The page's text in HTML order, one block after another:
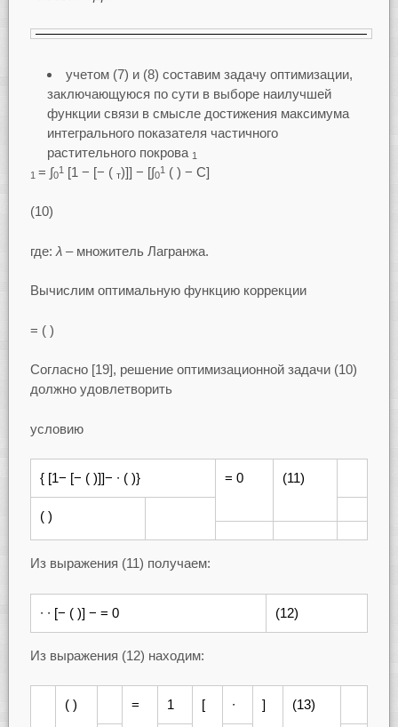
учетом (7) и (8) составим задачу оптимизации,
заключающуюся по сути в выборе наилучшей
функции связи в смысле достижения максимума
интегрального показателя частичного
растительного покрова 1
1 = ∫0
1[1 − [− ( т)]] − [∫0
1( ) − С]
(10)
где: λ –множитель Лагранжа.
Вычислим оптимальную функцию коррекции
= ( )
Согласно [19], решение оптимизационной задачи (10)
должно удовлетворить
условию
{ [1− [− ( )]]− ∙ ( )} = 0 (11)
( )
Из выражения (11) получаем:
∙ ∙ [− ( )] − = 0 (12)
Из выражения (12) находим:
( ) = 1 [ ∙ ] (13)